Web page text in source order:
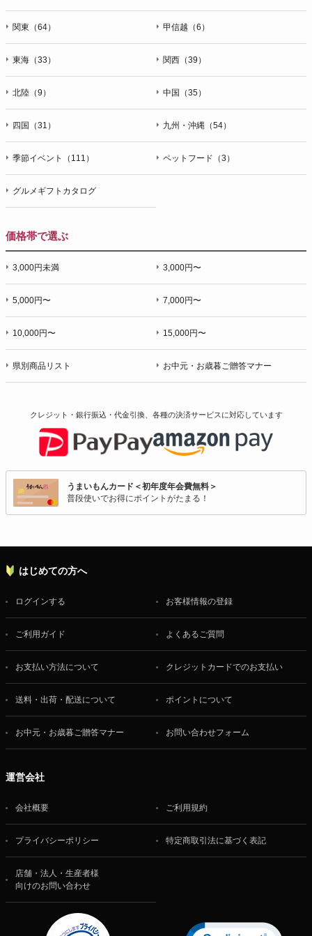
関東（64） 甲信越（6）
東海（33） 関西（39）
北陸（9） 中国（35）
四国（31） 九州・沖縄（54）
季節イベント（111） ペットフード（3）
グルメギフトカタログ
価格帯で選ぶ
3,000円未満 3,000円〜
5,000円〜 7,000円〜
10,000円〜 15,000円〜
県別商品リスト お中元・お歳暮ご贈答マナー
クレジット・銀行振込・代金引換、各種の決済サービスに対応しています
うまいもんカード＜初年度年会費無料＞
普段使いでお得にポイントがたまる！
はじめての方へ
ログインする お客様情報の登録
ご利用ガイド よくあるご質問
お支払い方法について クレジットカードでのお支払い
送料・出荷・配送について ポイントについて
お中元・お歳暮ご贈答マナー お問い合わせフォーム
運営会社
会社概要 ご利用規約
プライバシーポリシー 特定商取引法に基づく表記
店舗・法人・生産者様
向けのお問い合わせ